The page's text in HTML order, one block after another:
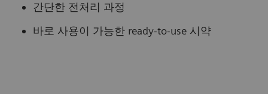
간단한 전처리 과정
바로 사용이 가능한 ready-to-use 시약